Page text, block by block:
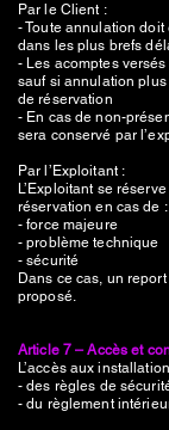
Par le Client :
- Toute annulation
dans les plus brefs
- Les acomptes
sauf si annulation
de réservation
- En cas de non-
sera conservé par
Par l’Exploitant :
L’Exploitant se
réservation en cas de :
- force majeure
- problème technique
- sécurité
Dans ce cas, un
proposé.
Article 7 – Accès et
L’accès aux
- des règles de
- du règlement